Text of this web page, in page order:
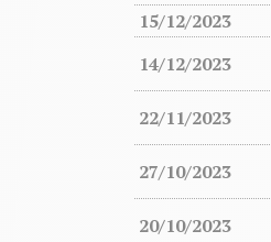
15/12/2023
14/12/2023
22/11/2023
27/10/2023
20/10/2023